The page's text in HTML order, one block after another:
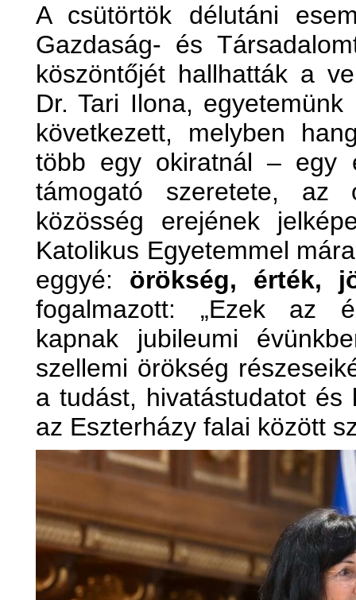
A csütörtök délutáni
Gazdaság- és
köszöntőjét hallhatták a
Dr. Tari Ilona,
következett, melyben
több egy okiratnál – egy
támogató szeretete, az
közösség erejének
Katolikus Egyetemmel
eggyé: örökség, érték,
fogalmazott: „Ezek az
kapnak jubileumi
szellemi örökség
a tudást, hivatástudatot és
az Eszterházy falai között